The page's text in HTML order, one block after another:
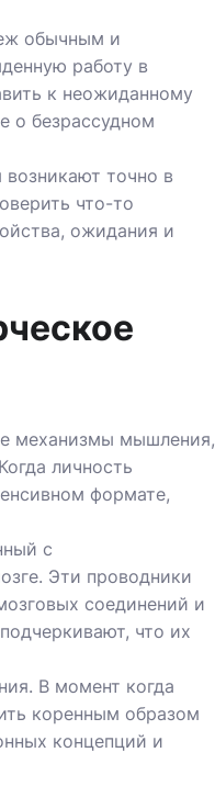
обычным и
работу в
к неожиданному
о безрассудном
точно в
что-то
ожидания и
механизмы мышления,
личность
формате,
с
Эти проводники
соединений и
что их
В момент когда
коренным образом
концепций и